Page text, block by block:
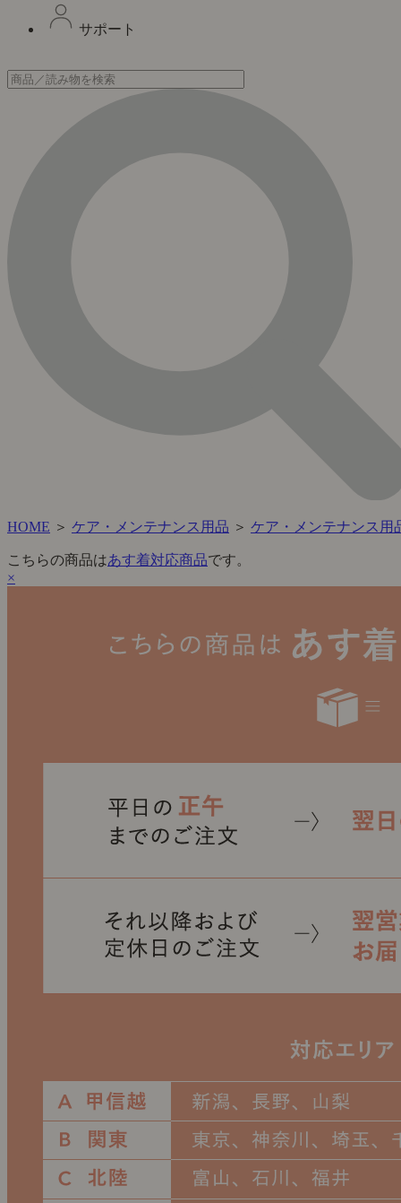
サポート
HOME ＞ ケア・メンテナンス用品 ＞ ケア・メンテナンス用
こちらの商品はあす着対応商品です。
×